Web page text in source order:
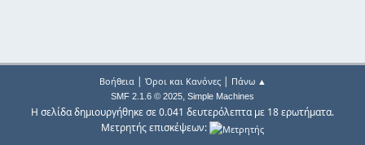
Βοήθεια| Όροι και Κανόνες| Πάνω ▲
SMF 2.1.6 © 2025, Simple Machines
Η σελίδα δημιουργήθηκε σε 0.041 δευτερόλεπτα με 18 ερωτήματα.
Μετρητής επισκέψεων: